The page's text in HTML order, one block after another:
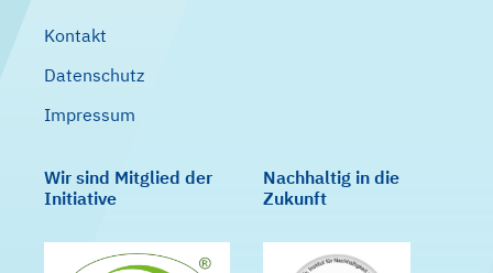
Kontakt
Datenschutz
Impressum
Wir sind Mitglied der
Initiative
Nachhaltig in die
Zukunft